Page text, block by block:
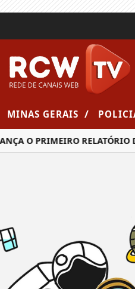
MINAS GERAIS /
O PRIMEIRO RELATÓRIO